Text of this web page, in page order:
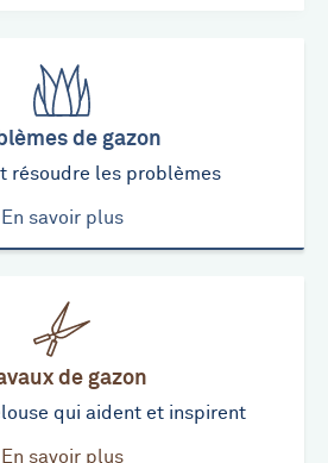
de gazon
résoudre les problèmes
En savoir plus
de gazon
qui aident et inspirent
En savoir plus